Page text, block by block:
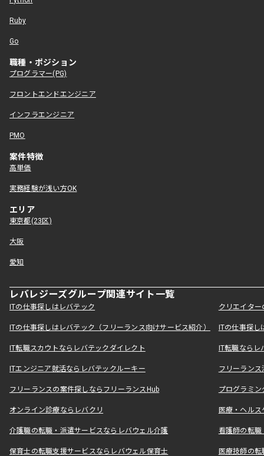
Ruby
Go
職種・ポジション
プログラマー(PG)
フロントエンドエンジニア
インフラエンジニア
PMO
案件特徴
高単価
実務経験が浅い方OK
エリア
東京都(23区)
大阪
愛知
レバレジーズグループ関連サイト一覧
ITの仕事探しはレバテック クリエイタ
ITの仕事探しはレバテック（フリーランス向けサービス紹介） ITの仕事探
IT転職スカウトならレバテックダイレクト IT転職なら
ITエンジニア就活ならレバテックルーキー フリーラン
フリーランスの案件探しならフリーランスHub プログラミ
オンライン診療ならレバクリ 医療・ヘル
介護職の転職・派遣サービスならレバウェル介護 看護師の転
保育士の転職支援サービスならレバウェル保育士 医療技師の